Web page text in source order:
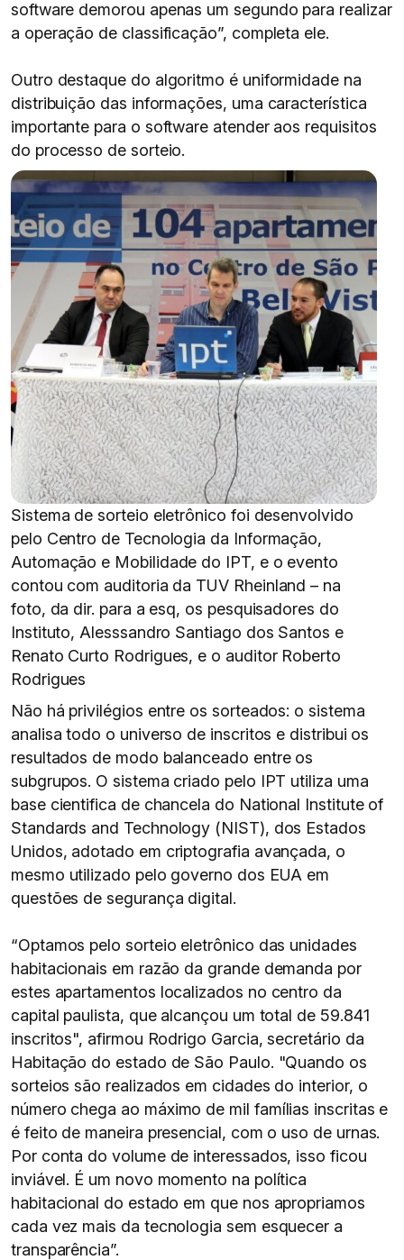
software demorou apenas um segundo para realizar
a operação de classificação”, completa ele.
Outro destaque do algoritmo é uniformidade na
distribuição das informações, uma característica
importante para o software atender aos requisitos
do processo de sorteio.
Sistema de sorteio eletrônico foi desenvolvido
pelo Centro de Tecnologia da Informação,
Automação e Mobilidade do IPT, e o evento
contou com auditoria da TUV Rheinland – na
foto, da dir. para a esq, os pesquisadores do
Instituto, Alesssandro Santiago dos Santos e
Renato Curto Rodrigues, e o auditor Roberto
Rodrigues
Não há privilégios entre os sorteados: o sistema
analisa todo o universo de inscritos e distribui os
resultados de modo balanceado entre os
subgrupos. O sistema criado pelo IPT utiliza uma
base cientifica de chancela do National Institute of
Standards and Technology (NIST), dos Estados
Unidos, adotado em criptografia avançada, o
mesmo utilizado pelo governo dos EUA em
questões de segurança digital.
“Optamos pelo sorteio eletrônico das unidades
habitacionais em razão da grande demanda por
estes apartamentos localizados no centro da
capital paulista, que alcançou um total de 59.841
inscritos", afirmou Rodrigo Garcia, secretário da
Habitação do estado de São Paulo. "Quando os
sorteios são realizados em cidades do interior, o
número chega ao máximo de mil famílias inscritas e
é feito de maneira presencial, com o uso de urnas.
Por conta do volume de interessados, isso ficou
inviável. É um novo momento na política
habitacional do estado em que nos apropriamos
cada vez mais da tecnologia sem esquecer a
transparência”.